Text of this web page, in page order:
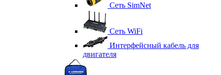
Сеть SimNet
Сеть WiFi
Интерфейсный кабель для
двигателя